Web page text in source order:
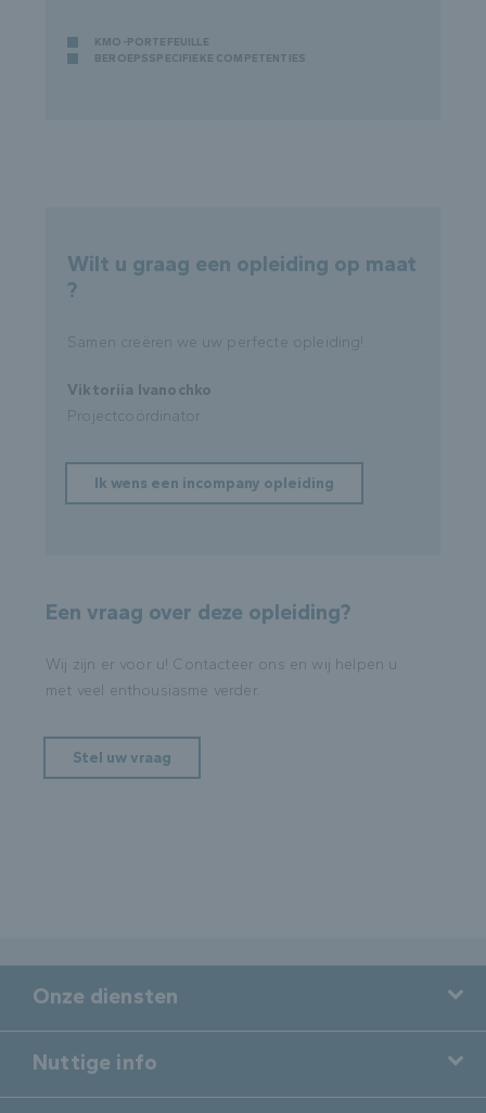
KMO-PORTEFEUILLE
BEROEPSSPECIFIEKE COMPETENTIES
Wilt u graag een opleiding op maat
?
Samen creëren we uw perfecte opleiding!
Viktoriia Ivanochko
Projectcoördinator
Ik wens een incompany opleiding
Een vraag over deze opleiding?
Wij zijn er voor u! Contacteer ons en wij helpen u
met veel enthousiasme verder.
Stel uw vraag
Onze diensten
Nuttige info